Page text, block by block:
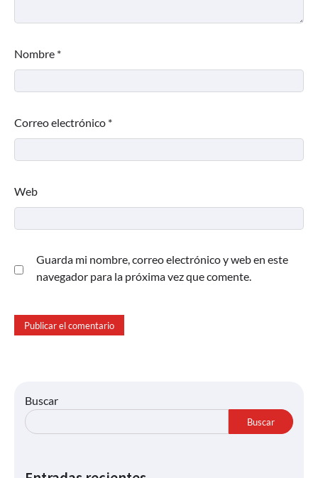
Nombre *
Correo electrónico *
Web
Guarda mi nombre, correo electrónico y web en este
navegador para la próxima vez que comente.
Buscar
Buscar